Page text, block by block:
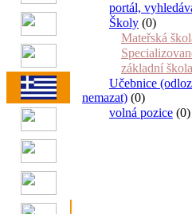
portál,
Školy (0)
Mateřská
základní škola
Učebnice
nemazat) (0)
volná pozice (0)